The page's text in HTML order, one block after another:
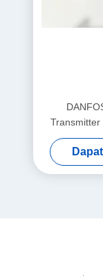
Transmitter
KG, bahan